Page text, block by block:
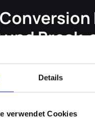
Details
verwendet Cookies
und
für dich rechnet. Hier
erklärt, damit dein